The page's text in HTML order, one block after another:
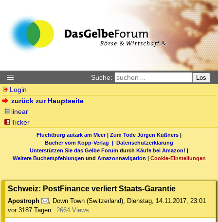
Suche: Los
Login
zurück zur Hauptseite
linear
Ticker
Fluchtburg autark am Meer| Zum Tode Jürgen Küßners |
Bücher vom Kopp-Verlag | Datenschutzerklärung
Unterstützen Sie das Gelbe Forum durch Käufe bei Amazon! |
Weitere Buchempfehlungen und Amazonnavigation | Cookie-Einstellungen
Schweiz: PostFinance verliert Staats-Garantie
Apostroph , Down Town (Switzerland), Dienstag, 14.11.2017, 23:01
vor 3187 Tagen
2664 Views